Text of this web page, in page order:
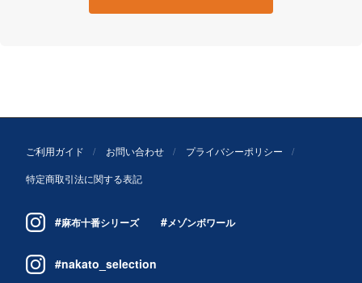
ご利用ガイド お問い合わせ
プライバシーポリシー
特定商取引法に関する表記
#麻布十番シリーズ #メゾンボワール
#nakato_selection